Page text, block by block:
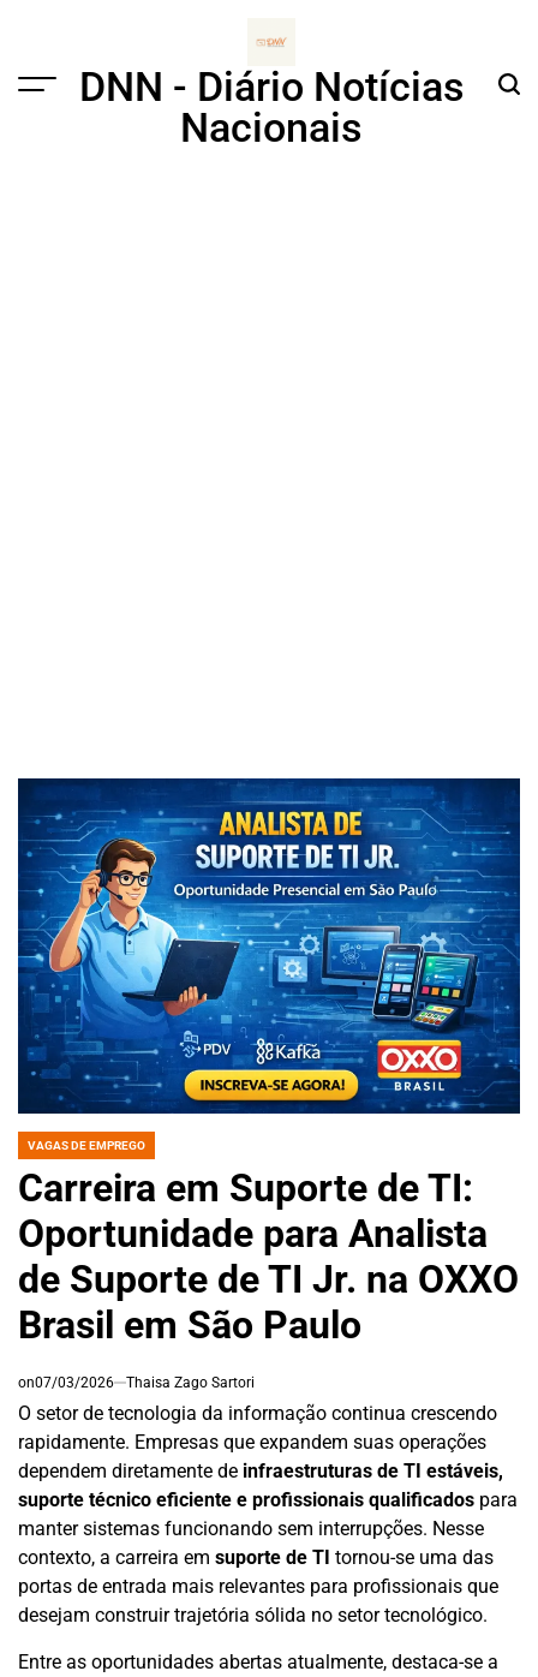
Menu
DNN - Diário Notícias
Nacionais
POSTED
VAGAS DE EMPREGO
Carreira em Suporte de TI:
Oportunidade para Analista
de Suporte de TI Jr. na OXXO
Brasil em São Paulo
on07/03/2026 Thaisa Zago Sartori
O setor de tecnologia da informação continua crescendo
rapidamente. Empresas que expandem suas operações
dependem diretamente de infraestruturas de TI estáveis,
suporte técnico eficiente e profissionais qualificados para
manter sistemas funcionando sem interrupções. Nesse
contexto, a carreira em suporte de TI tornou-se uma das
portas de entrada mais relevantes para profissionais que
desejam construir trajetória sólida no setor tecnológico.
Entre as oportunidades abertas atualmente, destaca-se a